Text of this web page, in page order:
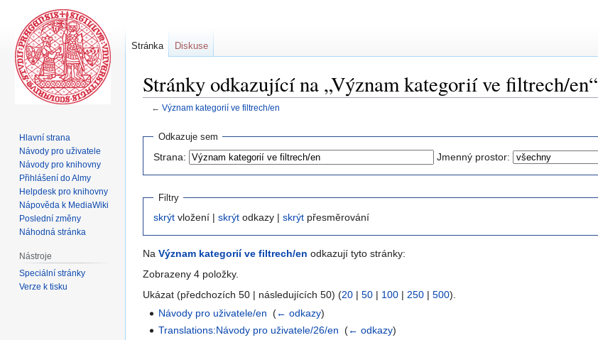
Stránky odkazující na „Význam kategorií ve filtrech/en“
← Význam kategorií ve filtrech/en
Skočit
navigaci
Skočit
vyhledávání
Odkazuje sem
Strana: Jmenný prostor:
Filtry
skrýt vložení | skrýt odkazy | skrýt přesměrování
Na Význam kategorií ve filtrech/en odkazují tyto stránky:
Zobrazeny 4 položky.
Ukázat (předchozích 50 | následujících 50) (20 | 50 | 100 | 250 | 500).
Návody pro uživatele/en ‎(← odkazy)
Translations:Návody pro uživatele/26/en ‎(← odkazy)
Stránka Diskuse
Hlavní strana
Návody pro uživatele
Návody pro knihovny
Přihlášení do Almy
Helpdesk pro knihovny
Nápověda k MediaWiki
Poslední změny
Náhodná stránka
Nástroje
Speciální stránky
Verze k tisku